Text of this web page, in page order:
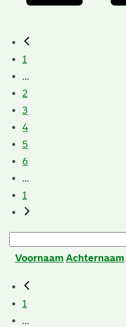
1
...
2
3
4
5
6
...
1
Voornaam Achternaam
1
...